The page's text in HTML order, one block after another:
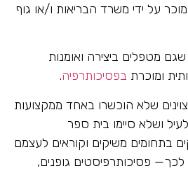
על ידי משרד הבריאות ו/או גוף
מטפלים ביצירה ואומנות
ומוכרת בפסיכותרפיה.
שלא הוכשרו באחד ממקצועות
ושלא סיימו בית ספר
בתחומים משיקים וקוראים לעצמם
פסיכותרפיסטים גופנים,